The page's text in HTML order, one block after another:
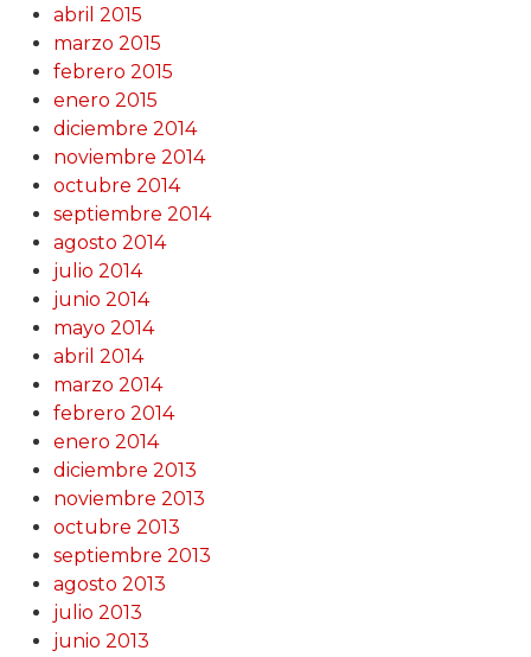
abril 2015
marzo 2015
febrero 2015
enero 2015
diciembre 2014
noviembre 2014
octubre 2014
septiembre 2014
agosto 2014
julio 2014
junio 2014
mayo 2014
abril 2014
marzo 2014
febrero 2014
enero 2014
diciembre 2013
noviembre 2013
octubre 2013
septiembre 2013
agosto 2013
julio 2013
junio 2013